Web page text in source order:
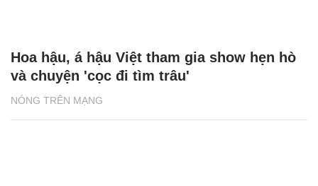
NÓNG TRÊN MẠNG
Hoa hậu, á hậu Việt tham gia show hẹn hò
và chuyện 'cọc đi tìm trâu'